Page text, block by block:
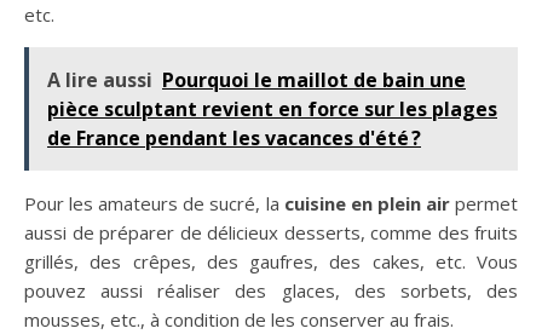
etc.
A lire aussi Pourquoi le maillot de bain une
pièce sculptant revient en force sur les plages
de France pendant les vacances d'été ?
Pour les amateurs de sucré, la cuisine en plein airpermet
aussi de préparer de délicieux desserts, comme des fruits
grillés, des crêpes, des gaufres, des cakes, etc. Vous
pouvez aussi réaliser des glaces, des sorbets, des
mousses, etc., à condition de les conserver au frais.